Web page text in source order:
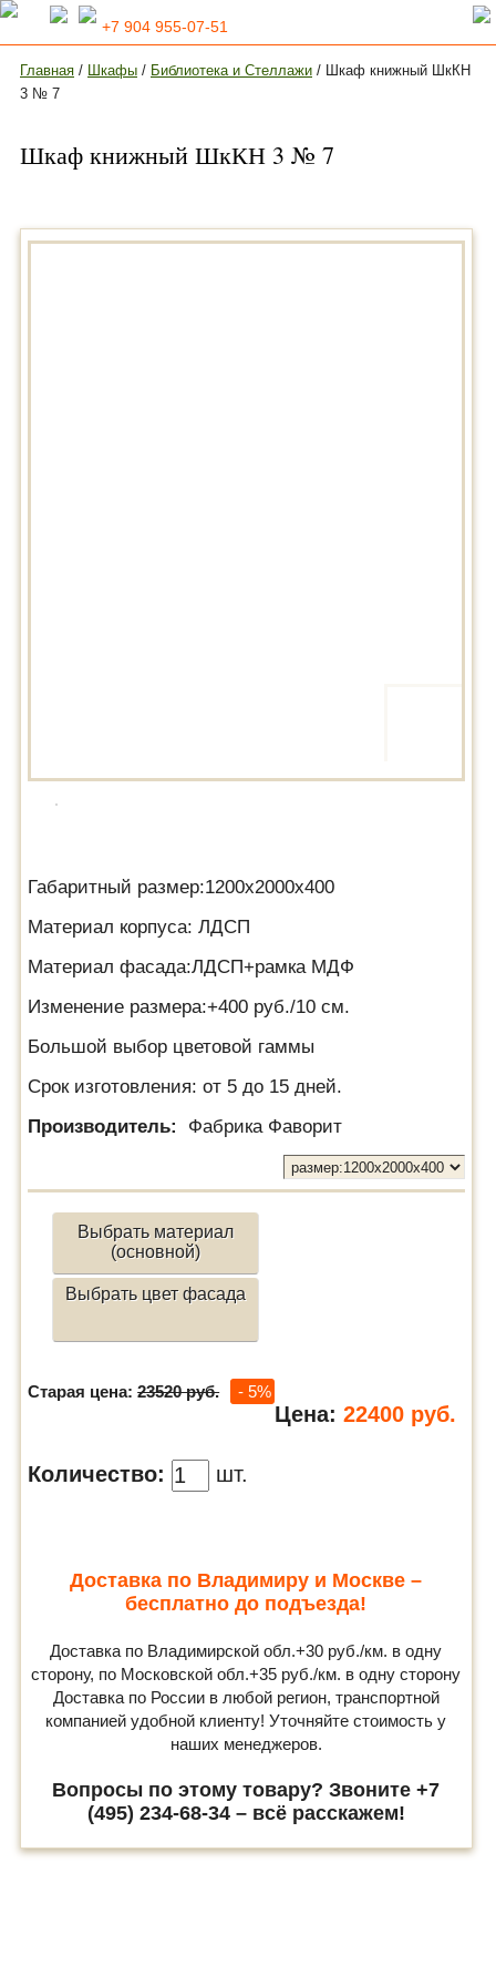
+7 904 955-07-51
Главная / Шкафы / Библиотека и Стеллажи / Шкаф книжный ШкКН
3 № 7
Шкаф книжный ШкКН 3 № 7
Габаритный размер:1200х2000х400
Материал корпуса: ЛДСП
Материал фасада:ЛДСП+рамка МДФ
Изменение размера:+400 руб./10 см.
Большой выбор цветовой гаммы
Срок изготовления: от 5 до 15 дней.
Производитель:
Фабрика Фаворит
Выбрать материал
(основной)
Выбрать цвет фасада
Старая цена:23520 руб. - 5%
Цена: 22400 руб.
Количество: шт.
Доставка по Владимиру и Москве –
бесплатно до подъезда!
Доставка по Владимирской обл.+30 руб./км. в одну
сторону, по Московской обл.+35 руб./км. в одну сторону
Доставка по России в любой регион, транспортной
компанией удобной клиенту! Уточняйте стоимость у
наших менеджеров.
Вопросы по этому товару? Звоните +7
(495) 234-68-34 – всё расскажем!